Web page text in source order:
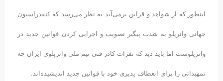
اینطور که از شواهد و قراین برمی‌آید به نظر می‌رسد که کنفدراسیون
جهانی واترپلو به شدت پیگیر تصویب و اجرایی کردن قوانین جدید در
واترپلوست اما باید دید که نفرات کادر فنی تیم ملی واترپلوی ایران چه
تمهیداتی را برای انعطاف پذیری خود با قوانین جدید اندیشیده‌اند.